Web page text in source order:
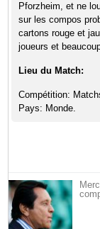
Pforzheim, et ne
sur les compos
cartons rouge et
joueurs et
Lieu du Match:
Compétition:
Pays: Monde.